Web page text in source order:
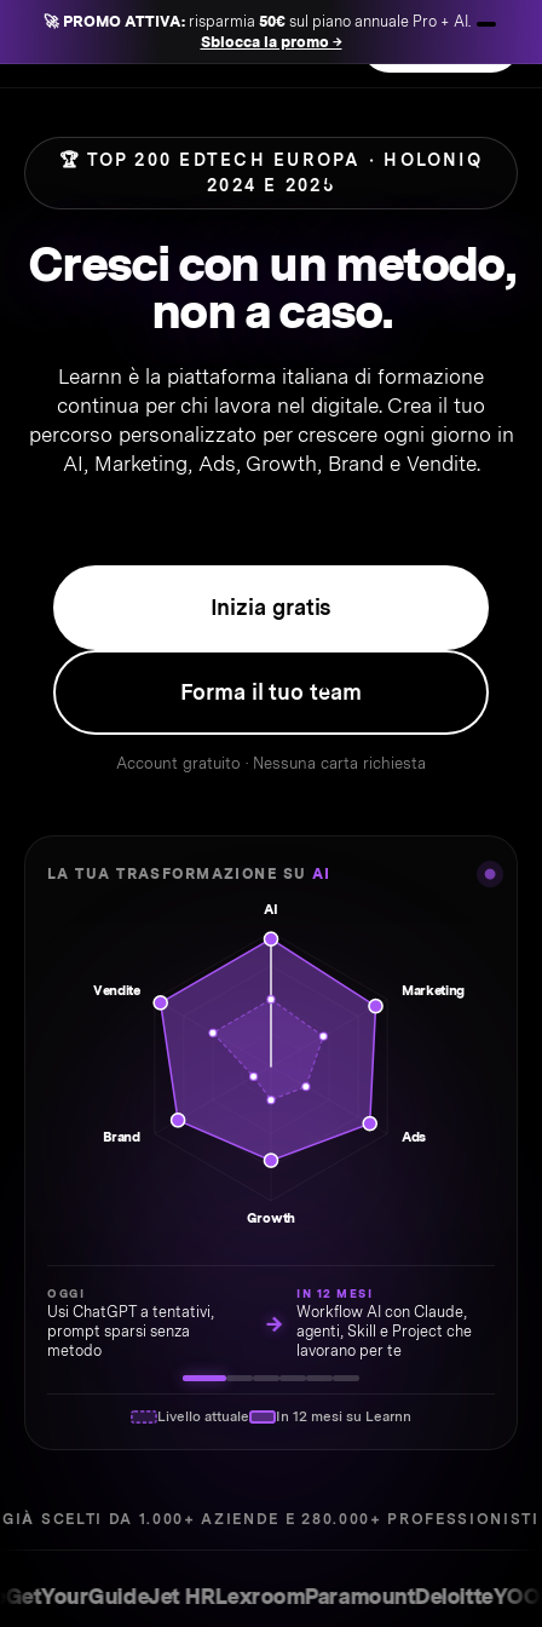
🚀 PROMO ATTIVA: risparmia 50€ sul piano annuale Pro + AI.
Sblocca la promo →
Accedi
🏆 TOP 200 EDTECH EUROPA · HOLONIQ
2024 E 2025
Cresci con un metodo,
non a caso.
Learnn è la piattaforma italiana di formazione
continua per chi lavora nel digitale. Crea il tuo
percorso personalizzato per crescere ogni giorno in
AI, Marketing, Ads, Growth, Brand e Vendite.
Inizia gratis
Forma il tuo team
Account gratuito · Nessuna carta richiesta
LA TUA TRASFORMAZIONE SUAI
AI
Marketing
Ads
Growth
Brand
Vendite
OGGI
Usi ChatGPT a tentativi,
prompt sparsi senza
metodo
→
IN 12 MESI
Workflow AI con Claude,
agenti, Skill e Project che
lavorano per te
Livello attuale In 12 mesi su Learnn
GIÀ SCELTI DA 1.000+ AZIENDE E 280.000+ PROFESSIONISTI
Jet HRLexroomParamountDeloitteYOOXSky